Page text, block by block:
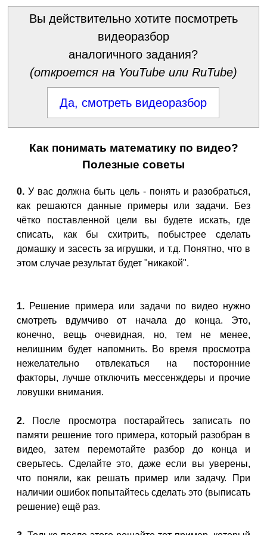
Вы действительно хотите посмотреть
видеоразбор
аналогичного задания?
(откроется на YouTube или RuTube)
Да, смотреть видеоразбор
Как понимать математику по видео?
Полезные советы
0. У вас должна быть цель - понять и разобраться,
как решаются данные примеры или задачи. Без
чётко поставленной цели вы будете искать, где
списать, как бы схитрить, побыстрее сделать
домашку и засесть за игрушки, и т.д. Понятно, что в
этом случае результат будет "никакой".
1. Решение примера или задачи по видео нужно
смотреть вдумчиво от начала до конца. Это,
конечно, вещь очевидная, но, тем не менее,
нелишним будет напомнить. Во время просмотра
нежелательно отвлекаться на посторонние
факторы, лучше отключить мессенждеры и прочие
ловушки внимания.
2. После просмотра постарайтесь записать по
памяти решение того примера, который разобран в
видео, затем перемотайте разбор до конца и
сверьтесь. Сделайте это, даже если вы уверены,
что поняли, как решать пример или задачу. При
наличии ошибок попытайтесь сделать это (выписать
решение) ещё раз.